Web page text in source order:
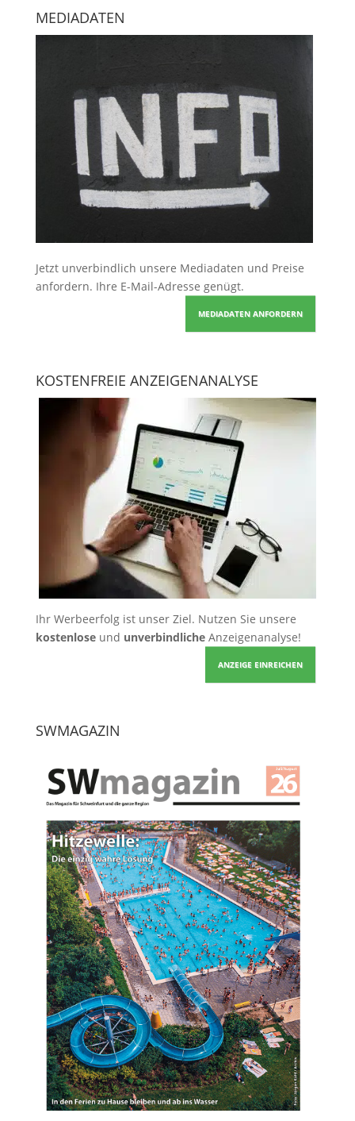
MEDIADATEN
Jetzt unverbindlich unsere Mediadaten und Preise
anfordern. Ihre E-Mail-Adresse genügt.
MEDIADATEN ANFORDERN
KOSTENFREIE ANZEIGENANALYSE
Ihr Werbeerfolg ist unser Ziel. Nutzen Sie unsere
kostenloseund unverbindlicheAnzeigenanalyse!
ANZEIGE EINREICHEN
SWMAGAZIN